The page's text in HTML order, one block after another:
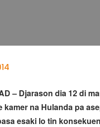
– Djarason dia 12 di
kamer na Hulanda pa
esaki lo tin